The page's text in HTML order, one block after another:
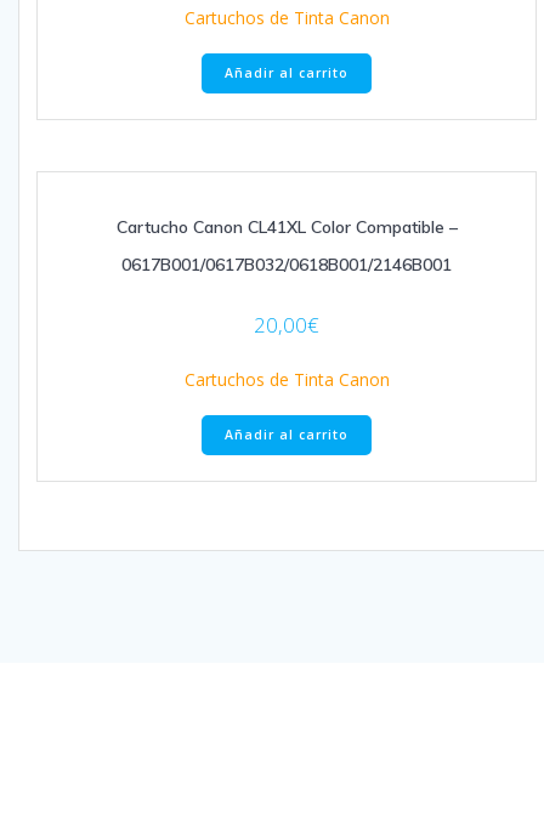
Cartuchos de Tinta Canon
Añadir al carrito
Cartucho Canon CL41XL Color Compatible –
0617B001/0617B032/0618B001/2146B001
20,00€
Cartuchos de Tinta Canon
Añadir al carrito